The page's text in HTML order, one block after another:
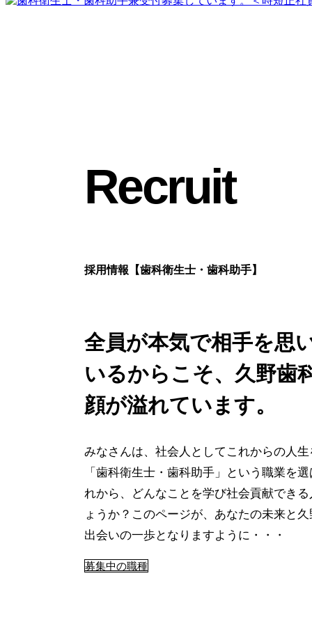
Recruit
採用情報【歯科衛生士・歯科助手】
全員が本気で相手を思
いるからこそ、久野歯
顔が溢れています。
みなさんは、社会人としてこれからの人
「歯科衛生士・歯科助手」という職業を
れから、どんなことを学び社会貢献でき
ょうか？このページが、あなたの未来と
出会いの一歩となりますように・・・
募集中の職種